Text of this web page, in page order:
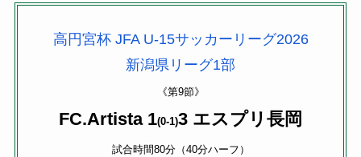
高円宮杯 JFA U-15サッカーリーグ2026
新潟県リーグ1部
《第9節》
FC.Artista 1(0-1)3 エスプリ長岡
試合時間80分（40分ハーフ）